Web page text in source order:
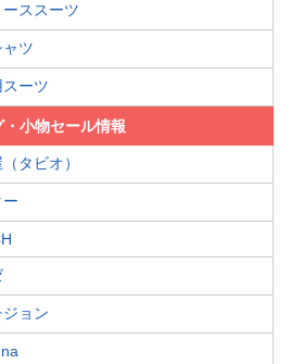
ーススーツ
ツ
ーツ
・小物セール情報
タビオ）
ジョン